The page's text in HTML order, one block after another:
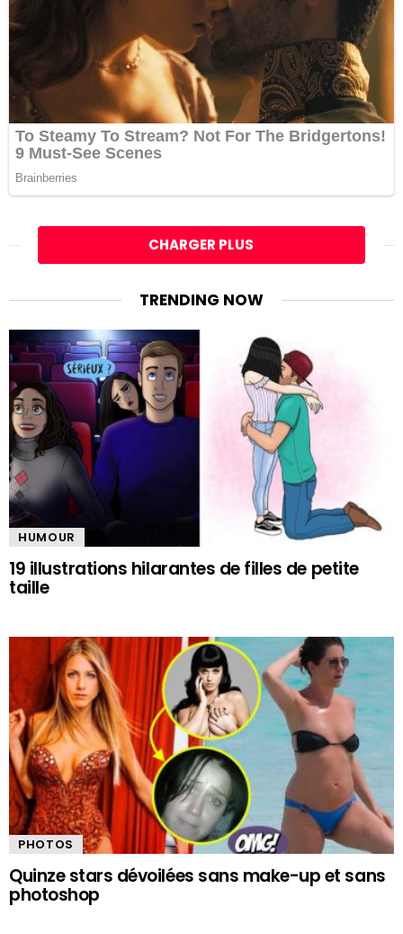
CHARGER PLUS
TRENDING NOW
HUMOUR
19 illustrations hilarantes de filles de petite
taille
PHOTOS
Quinze stars dévoilées sans make-up et sans
photoshop